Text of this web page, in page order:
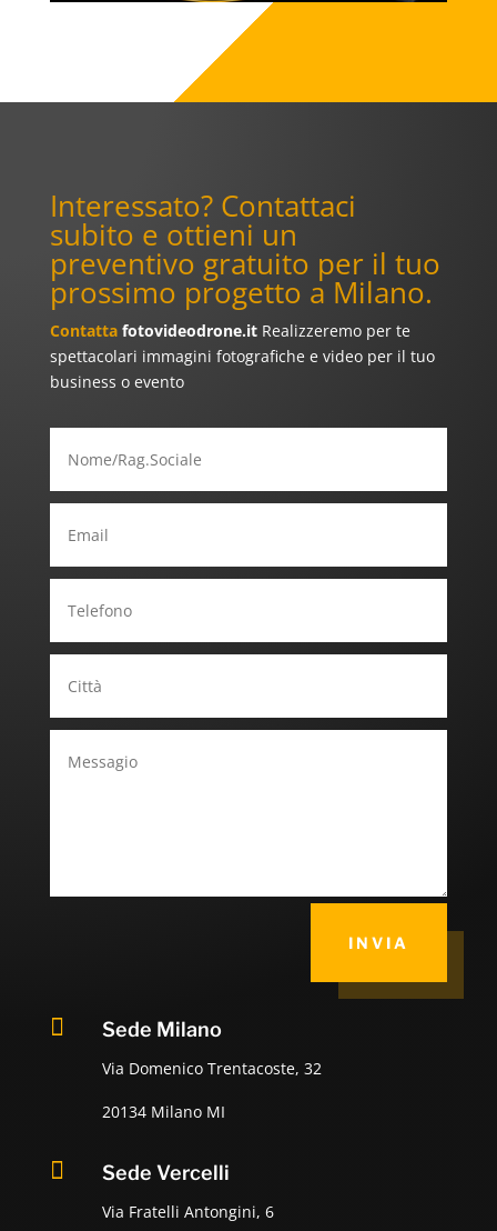
Interessato? Contattaci
subito e ottieni un
preventivo gratuito per il tuo
prossimo progetto a Milano.
Contattafotovideodrone.itRealizzeremo per te
spettacolari immagini fotografiche e video per il tuo
business o evento
INVIA
 Sede Milano
Via Domenico Trentacoste, 32
20134 Milano MI
 Sede Vercelli
Via Fratelli Antongini, 6